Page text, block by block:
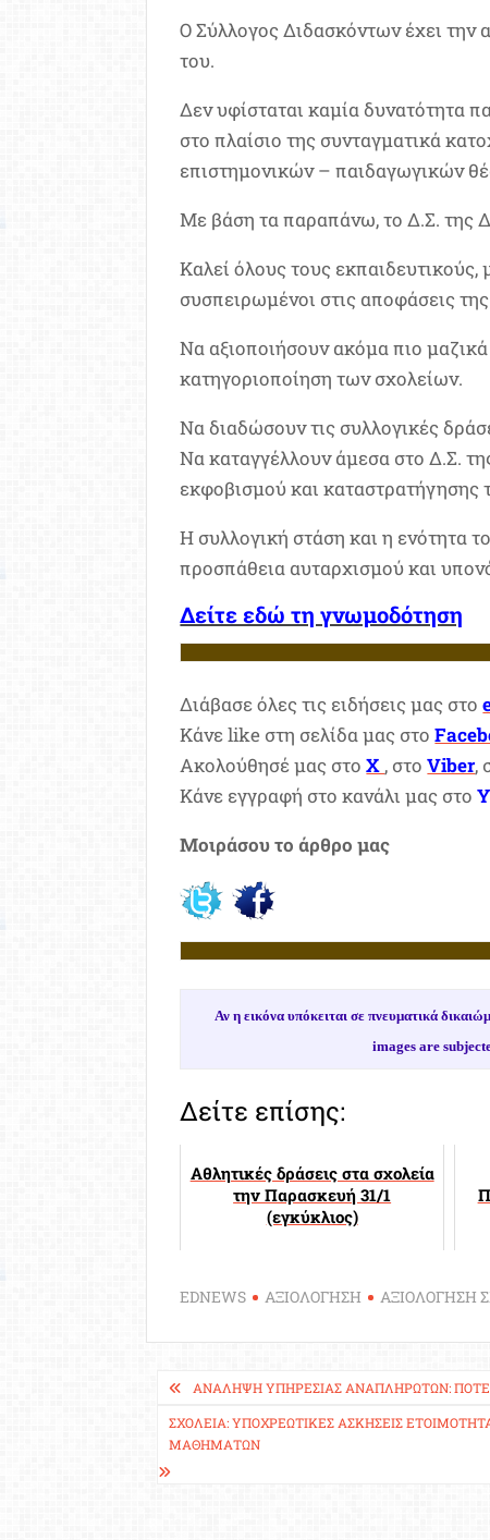
Ο Σύλλογος Διδασκόντων έχει την
του.
Δεν υφίσταται καμία δυνατότητα
στο πλαίσιο της συνταγματικά
επιστημονικών – παιδαγωγικών
Με βάση τα παραπάνω, το Δ.Σ. της
Καλεί όλους τους
συσπειρωμένοι στις αποφάσεις
Να αξιοποιήσουν ακόμα πιο
κατηγοριοποίηση των σχολείων.
Να διαδώσουν τις συλλογικές
Να καταγγέλλουν άμεσα στο Δ.Σ.
εκφοβισμού και
Η συλλογική στάση και η ενότητα
προσπάθεια αυταρχισμού και
Δείτε εδώ τη γνωμοδότηση
Διάβασε όλες τις ειδήσεις μας στο
Κάνε like στη σελίδα μας στο
Ακολούθησέ μας στοX , στοViber,
Κάνε εγγραφή στο κανάλι μας στο
Μοιράσου το άρθρο μας
Αν η εικόνα υπόκειται σε πνευματικά
images are
Δείτε επίσης:
Αθλητικές δράσεις στα σχολεία
την Παρασκευή 31/1
(εγκύκλιος)
EDNEWS ΑΞΙΟΛΟΓΗΣΗ ΑΞΙΟΛΟΓΗΣΗ
Πλοήγηση
άρθρων
ΑΝΆΛΗΨΗ ΥΠΗΡΕΣΊΑΣ ΑΝΑΠΛΗΡΩΤΏΝ: ΠΌΤΕ
ΣΧΟΛΕΊΑ: ΥΠΟΧΡΕΩΤΙΚΈΣ ΑΣΚΉΣΕΙΣ
ΜΑΘΗΜΆΤΩΝ